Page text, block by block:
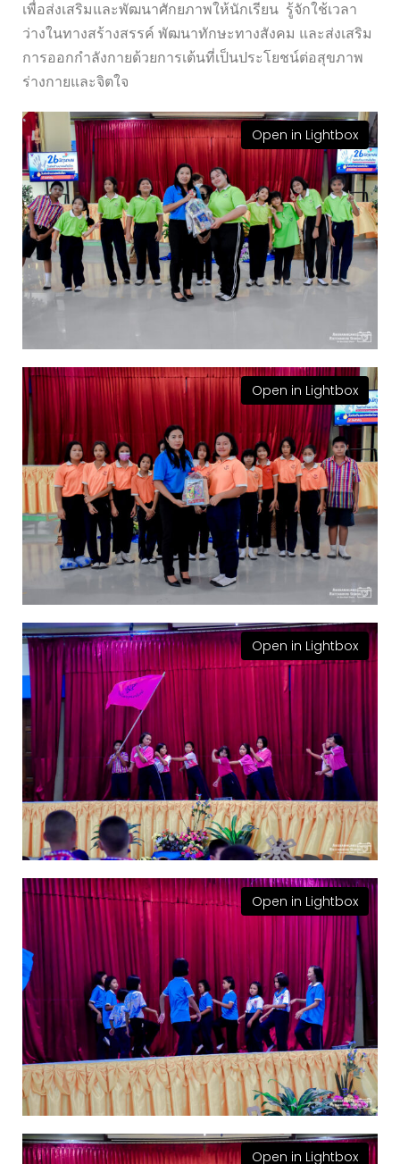
เพื่อส่งเสริมและพัฒนาศักยภาพให้นักเรียน รู้จักใช้เวลา
ว่างในทางสร้างสรรค์ พัฒนาทักษะทางสังคม และส่งเสริม
การออกกำลังกายด้วยการเต้นที่เป็นประโยชน์ต่อสุขภาพ
ร่างกายและจิตใจ
Open in Lightbox
Open in Lightbox
Open in Lightbox
Open in Lightbox
Open in Lightbox